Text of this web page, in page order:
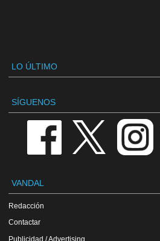
LO ÚLTIMO
SÍGUENOS
VANDAL
Redacción
Contactar
Publicidad / Advertising